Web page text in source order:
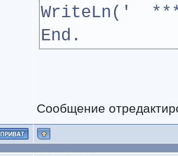
WriteLn('
End.
Сообщение